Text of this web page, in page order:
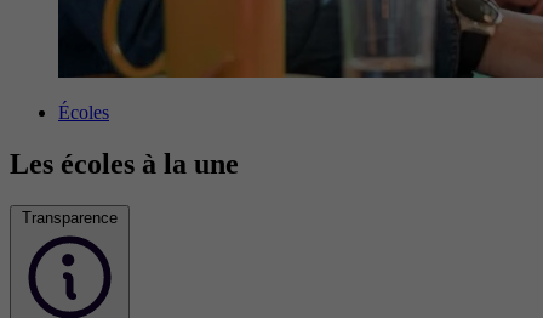
Écoles
Les écoles à la une
Transparence